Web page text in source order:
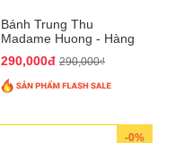
Bánh Trung Thu
Madame Huong - Hàng
290,000đ 290,000₫
-0%